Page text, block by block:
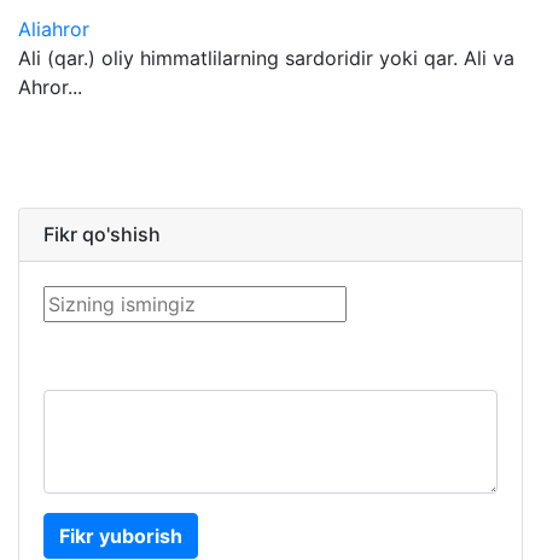
Aliahror
Ali (qar.) oliy himmatlilarning sardoridir yoki qar. Ali va
Ahror...
Fikr qo'shish
Fikr yuborish